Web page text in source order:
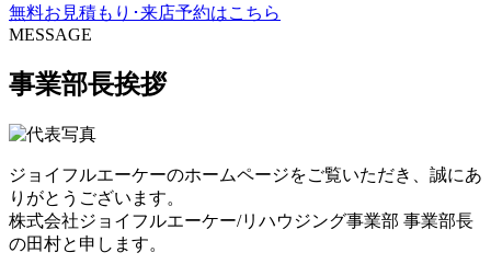
無料お見積もり･来店予約はこちら
MESSAGE
事業部長挨拶
ジョイフルエーケーのホームページをご覧いただき、誠にあ
りがとうございます。
株式会社ジョイフルエーケー/リハウジング事業部 事業部長
の田村と申します。